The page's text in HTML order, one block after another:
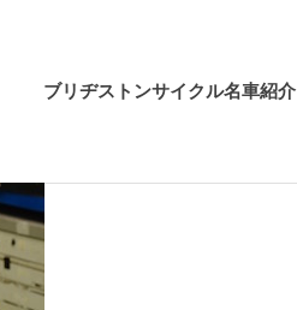
ブリヂストンサイクル名車紹介